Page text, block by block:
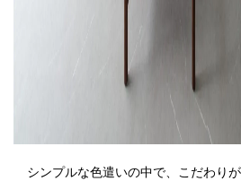
シンプルな色遣いの中で、こだわり